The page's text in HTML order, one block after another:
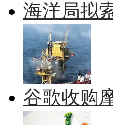
海洋局拟
谷歌收购